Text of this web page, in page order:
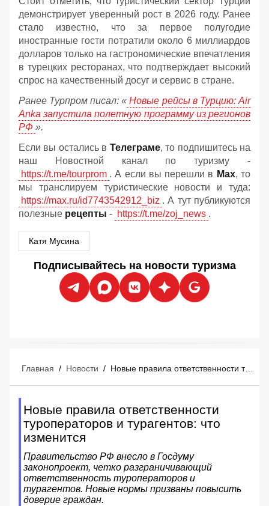
демонстрирует уверенный рост в 2026 году. Ранее
стало известно, что за первое полугодие
иностранные гости потратили около 6 миллиардов
долларов только на гастрономические впечатления
в турецких ресторанах, что подтверждает высокий
спрос на качественный досуг и сервис в стране.
Ранее Турпром писал: « Новые рейсы в Турцию: Air
Anka запустила полетную программу из регионов
РФ ».
Если вы остались в Телеграме, то подпишитесь на
наш Новостной канал по туризму -
https://t.me/tourprom . А если вы перешли в Мах, то
мы транслируем туристические новости и туда:
https://max.ru/id7743542912_biz . А тут публикуются
полезные рецепты - https://t.me/zoj_news .
Катя Мусина
Подписывайтесь на новости туризма
Главная / Новости / Новые правила ответственности туроператоров и турагентов: что изменится
Новые правила ответственности
туроператоров и турагентов: что
изменится
Правительство РФ внесло в Госдуму
законопроект, четко разграничивающий
ответственность туроператоров и
турагентов. Новые нормы призваны повысить
доверие граждан.